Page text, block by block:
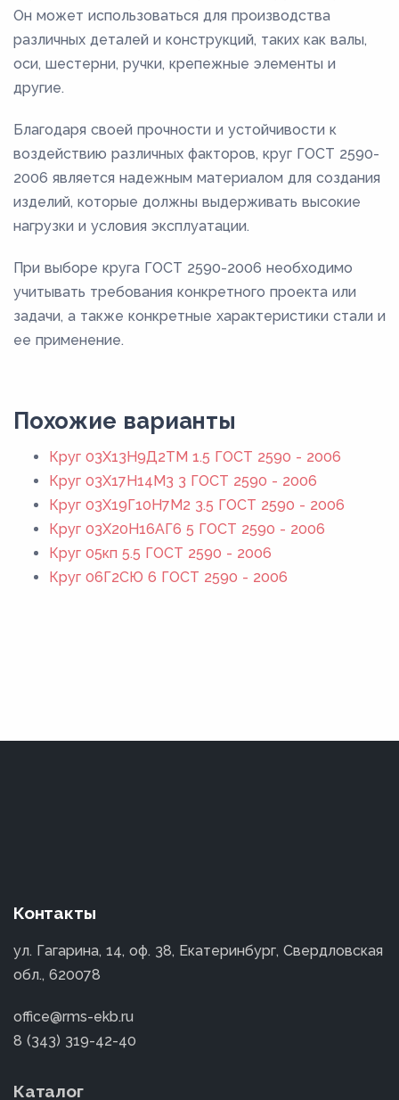
Он может использоваться для производства
различных деталей и конструкций, таких как валы,
оси, шестерни, ручки, крепежные элементы и
другие.
Благодаря своей прочности и устойчивости к
воздействию различных факторов, круг ГОСТ 2590-
2006 является надежным материалом для создания
изделий, которые должны выдерживать высокие
нагрузки и условия эксплуатации.
При выборе круга ГОСТ 2590-2006 необходимо
учитывать требования конкретного проекта или
задачи, а также конкретные характеристики стали и
ее применение.
Похожие варианты
Круг 03Х13Н9Д2ТМ 1.5 ГОСТ 2590 - 2006
Круг 03Х17Н14М3 3 ГОСТ 2590 - 2006
Круг 03Х19Г10Н7М2 3.5 ГОСТ 2590 - 2006
Круг 03Х20Н16АГ6 5 ГОСТ 2590 - 2006
Круг 05кп 5.5 ГОСТ 2590 - 2006
Круг 06Г2СЮ 6 ГОСТ 2590 - 2006
Контакты
ул. Гагарина, 14, оф. 38, Екатеринбург, Свердловская
обл., 620078
office@rms-ekb.ru
8 (343) 319-42-40
Каталог